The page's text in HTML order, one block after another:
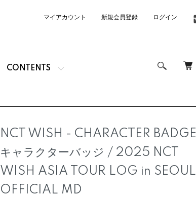
CONTENTS
マイアカウント 新規会員登録 ログイン
NCT WISH - CHARACTER BADGE
キャラクターバッジ / 2025 NCT
WISH ASIA TOUR LOG in SEOUL
OFFICIAL MD